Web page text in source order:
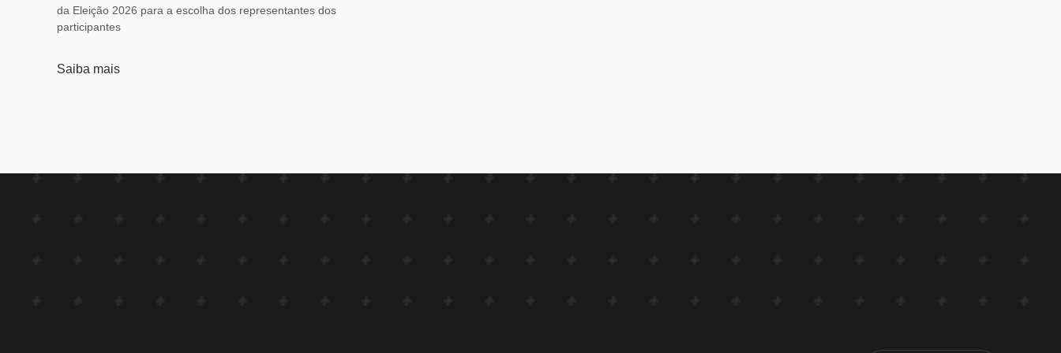
da Eleição 2026 para a escolha dos representantes dos
participantes
Saiba mais